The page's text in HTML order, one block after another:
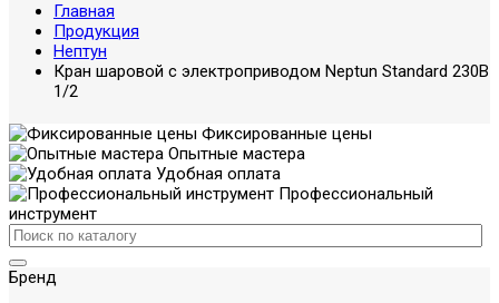
Главная
Продукция
Нептун
Кран шаровой с электроприводом Neptun Standard 230В
1/2
Фиксированные цены
Опытные мастера
Удобная оплата
Профессиональный
инструмент
Бренд